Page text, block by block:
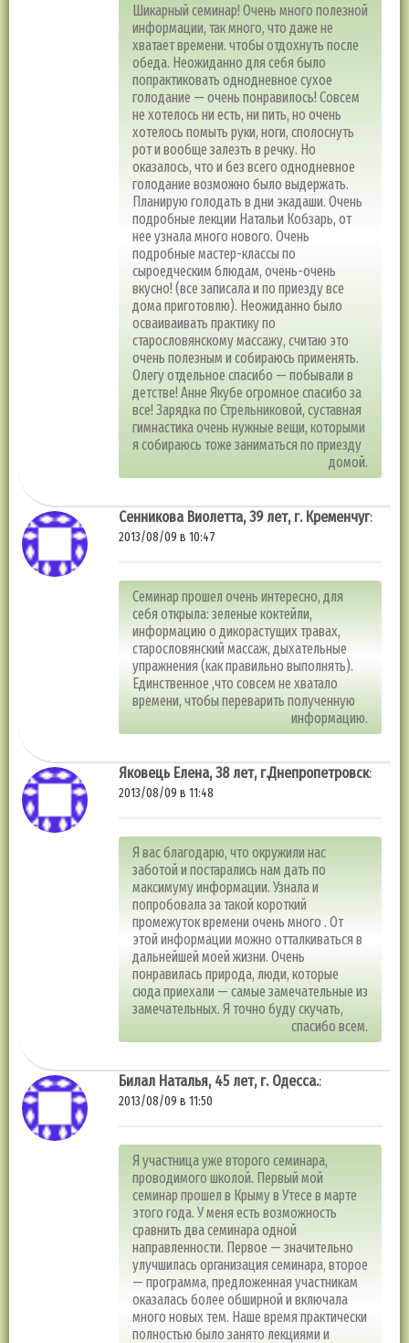
Шикарный семинар! Очень много полезной
информации, так много, что даже не
хватает времени. чтобы отдохнуть после
обеда. Неожиданно для себя было
попрактиковать однодневное сухое
голодание — очень понравилось! Совсем
не хотелось ни есть, ни пить, но очень
хотелось помыть руки, ноги, сполоснуть
рот и вообще залезть в речку. Но
оказалось, что и без всего однодневное
голодание возможно было выдержать.
Планирую голодать в дни экадаши. Очень
подробные лекции Натальи Кобзарь, от
нее узнала много нового. Очень
подробные мастер-классы по
сыроедческим блюдам, очень-очень
вкусно! (все записала и по приезду все
дома приготовлю). Неожиданно было
осваиваивать практику по
старословянскому массажу, считаю это
очень полезным и собираюсь применять.
Олегу отдельное спасибо — побывали в
детстве! Анне Якубе огромное спасибо за
все! Зарядка по Стрельниковой, суставная
гимнастика очень нужные вещи, которыми
я собираюсь тоже заниматься по приезду
домой.
Сенникова Виолетта, 39 лет, г. Кременчуг:
2013/08/09 в 10:47
Семинар прошел очень интересно, для
себя открыла: зеленые коктейли,
информацию о дикорастущих травах,
старословянский массаж, дыхательные
упражнения (как правильно выполнять).
Единственное ,что совсем не хватало
времени, чтобы переварить полученную
информацию.
Яковець Елена, 38 лет, г.Днепропетровск:
2013/08/09 в 11:48
Я вас благодарю, что окружили нас
заботой и постарались нам дать по
максимуму информации. Узнала и
попробовала за такой короткий
промежуток времени очень много . От
этой информации можно отталкиваться в
дальнейшей моей жизни. Очень
понравилась природа, люди, которые
сюда приехали — самые замечательные из
замечательных. Я точно буду скучать,
спасибо всем.
Билал Наталья, 45 лет, г. Одесса.:
2013/08/09 в 11:50
Я участница уже второго семинара,
проводимого школой. Первый мой
семинар прошел в Крыму в Утесе в марте
этого года. У меня есть возможность
сравнить два семинара одной
направленности. Первое — значительно
улучшилась организация семинара, второе
— программа, предложенная участникам
оказалась более обширной и включала
много новых тем. Наше время практически
полностью было занято лекциями и